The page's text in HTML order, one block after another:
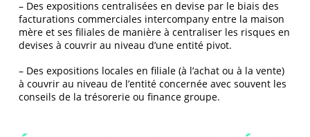
– Des expositions centralisées en devise par le biais des
facturations commerciales intercompany entre la maison
mère et ses filiales de manière à centraliser les risques en
devises à couvrir au niveau d’une entité pivot.
– Des expositions locales en filiale (à l’achat ou à la vente)
à couvrir au niveau de l’entité concernée avec souvent les
conseils de la trésorerie ou finance groupe.